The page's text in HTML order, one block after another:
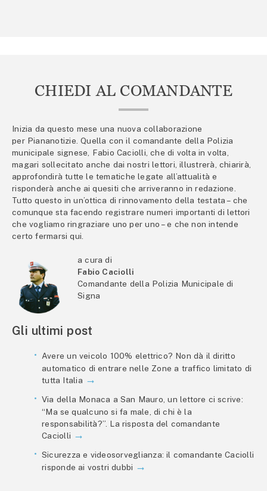
CHIEDI AL COMANDANTE
Inizia da questo mese una nuova collaborazione
per Piananotizie. Quella con il comandante della Polizia
municipale signese, Fabio Caciolli, che di volta in volta,
magari sollecitato anche dai nostri lettori, illustrerà, chiarirà,
approfondirà tutte le tematiche legate all’attualità e
risponderà anche ai quesiti che arriveranno in redazione.
Tutto questo in un’ottica di rinnovamento della testata – che
comunque sta facendo registrare numeri importanti di lettori
che vogliamo ringraziare uno per uno – e che non intende
certo fermarsi qui.
a cura di
Fabio Caciolli
Comandante della Polizia Municipale di
Signa
Gli ultimi post
Avere un veicolo 100% elettrico? Non dà il diritto
automatico di entrare nelle Zone a traffico limitato di
tutta Italia
Via della Monaca a San Mauro, un lettore ci scrive:
“Ma se qualcuno si fa male, di chi è la
responsabilità?”. La risposta del comandante
Caciolli
Sicurezza e videosorveglianza: il comandante Caciolli
risponde ai vostri dubbi